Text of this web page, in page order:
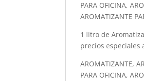
PARA OFICINA,
AROMATIZANTE
1 litro de
precios especiales
AROMATIZANTE,
PARA OFICINA,